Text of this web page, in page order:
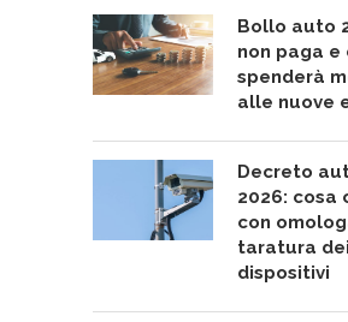
Bollo auto
non paga e
spenderà
alle nuove
Decreto
2026: cosa
con
taratura dei
dispositivi